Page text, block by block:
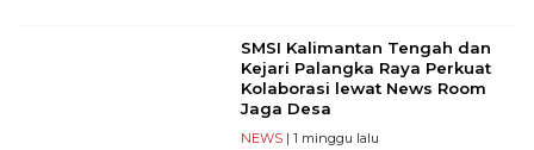
SMSI Kalimantan Tengah dan
Kejari Palangka Raya Perkuat
Kolaborasi lewat News Room
Jaga Desa
NEWS| 1 minggu lalu